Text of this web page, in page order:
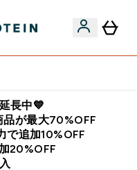
長中💙
品が最大70%OFF
で追加10%OFF
20%OFF